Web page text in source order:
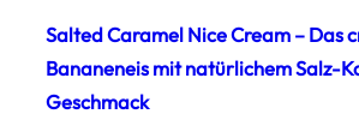
Salted Caramel Nice Cream – Das
Bananeneis mit natürlichem Salz-
Geschmack